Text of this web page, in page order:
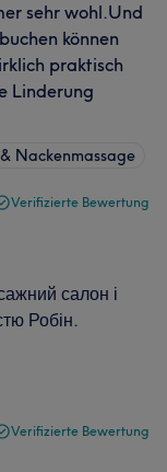
sehr wohl.Und
können
praktisch
Linderung
Nackenmassage
Verifizierte Bewertung
салон і
Робін.
Verifizierte Bewertung